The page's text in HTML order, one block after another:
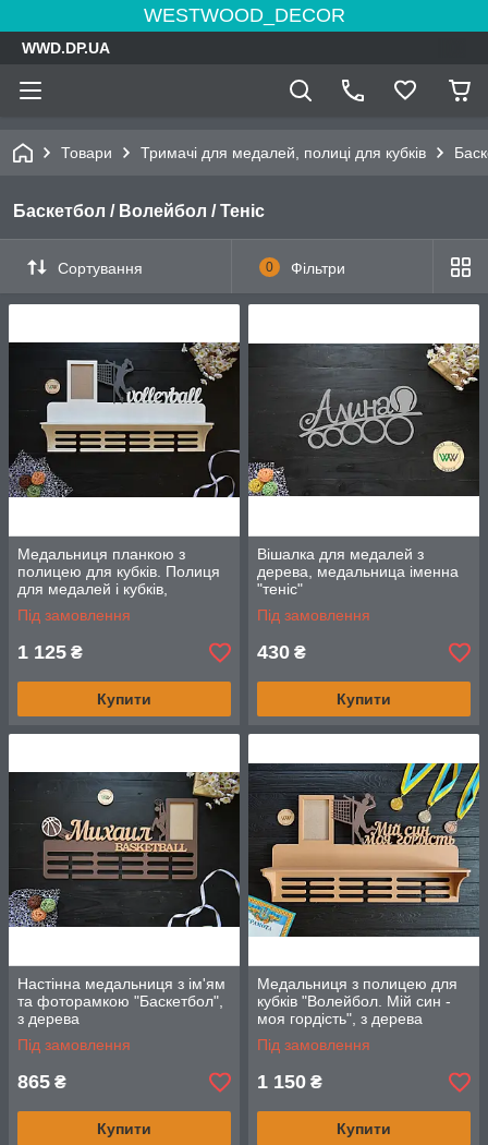
WESTWOOD_DECOR
WWD.DP.UA
Товари Тримачі для медалей, полиці для кубків
Баскетбол / Волейбол / Теніс
Сортування 0 Фільтри
Медальниця планкою з
полицею для кубків. Полиця
для медалей і кубків,
волейбол, біла (будь спорт)
Під замовлення
1 125 ₴
Купити
Вішалка для медалей з
дерева, медальница іменна
"теніс"
Під замовлення
430 ₴
Купити
Настінна медальниця з ім'ям
та фоторамкою "Баскетбол",
з дерева
Під замовлення
865 ₴
Купити
Медальниця з полицею для
кубків "Волейбол. Мій син -
моя гордість", з дерева
Під замовлення
1 150 ₴
Купити